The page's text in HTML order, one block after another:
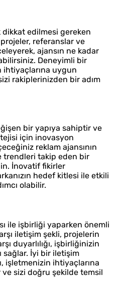
dikkat edilmesi gereken
referanslar ve
ajansın ne kadar
Deneyimli bir
ihtiyaçlarına uygun
rakiplerinizden bir adım
bir yapıya sahiptir ve
için inovasyon
reklam ajansının
trendleri takip eden bir
İnovatif fikirler
hedef kitlesi ile etkili
olabilir.
ile işbirliği yaparken önemli
iletişim şekli, projelerin
duyarlılığı, işbirliğinizin
sağlar. İyi bir iletişim
işletmenizin ihtiyaçlarına
sizi doğru şekilde temsil